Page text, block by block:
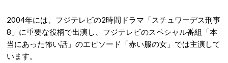
2004年には、フジテレビの2時間ドラマ「スチュワーデス刑事
8」に重要な役柄で出演し、フジテレビのスペシャル番組「本
当にあった怖い話」のエピソード「赤い服の女」では主演して
います。